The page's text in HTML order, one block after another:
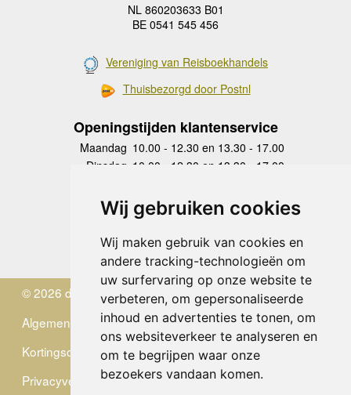
Wij gebruiken cookies
Wij maken gebruik van cookies en
andere tracking-technologieën om
uw surfervaring op onze website te
verbeteren, om gepersonaliseerde
inhoud en advertenties te tonen, om
ons websiteverkeer te analyseren en
om te begrijpen waar onze
bezoekers vandaan komen.
NL 860203633 B01
BE 0541 545 456
Vereniging van Reisboekhandels
Thuisbezorgd door Postnl
Openingstijden klantenservice
Maandag 10.00 - 12.30 en 13.30 - 17.00
Dinsdag 10.00 - 12.30 en 13.30 - 17.00
Donderdag
10.00 - 12.30 en 13.30 - 17.00
Vrijdag 10.00 - 12.30 en 13.30 - 17.00
Zaterdag
gesloten
Zondag gesloten
© 2026 de Zwerver
Algemene Voorwaarden
Kortingscode
Privacyverklaring